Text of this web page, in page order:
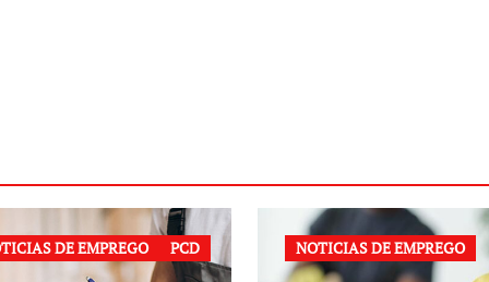
DE EMPREGO PCD NOTICIAS DE EMPREGO